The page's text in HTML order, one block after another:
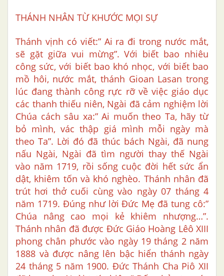
THÁNH NHÂN TỪ KHƯỚC MỌI SỰ
Thánh vịnh có viết:” Ai ra đi trong nước mắt,
sẽ gặt giữa vui mừng”. Với biết bao nhiêu
công sức, với biết bao khó nhọc, với biết bao
mồ hôi, nước mắt, thánh Gioan Lasan trong
lúc đang thành công rực rỡ về việc giáo dục
các thanh thiếu niên, Ngài đã cảm nghiệm lời
Chúa cách sâu xa:” Ai muốn theo Ta, hãy từ
bỏ mình, vác thập giá mình mỗi ngày mà
theo Ta”. Lời đó đã thúc bách Ngài, đã nung
nấu Ngài, Ngài đã tìm người thay thế Ngài
vào năm 1719, rồi sống cuộc đời hết sức ẩn
dật, khiêm tốn và khó nghèo. Thánh nhân đã
trút hơi thở cuối cùng vào ngày 07 tháng 4
năm 1719. Đúng như lời Đức Mẹ đã tung cô:”
Chúa nâng cao mọi kẻ khiêm nhượng…”.
Thánh nhân đã được Đức Giáo Hoàng Lêô XIII
phong chân phước vào ngày 19 tháng 2 năm
1888 và được nâng lên bậc hiển thánh ngày
24 tháng 5 năm 1900. Đức Thánh Cha Piô XII